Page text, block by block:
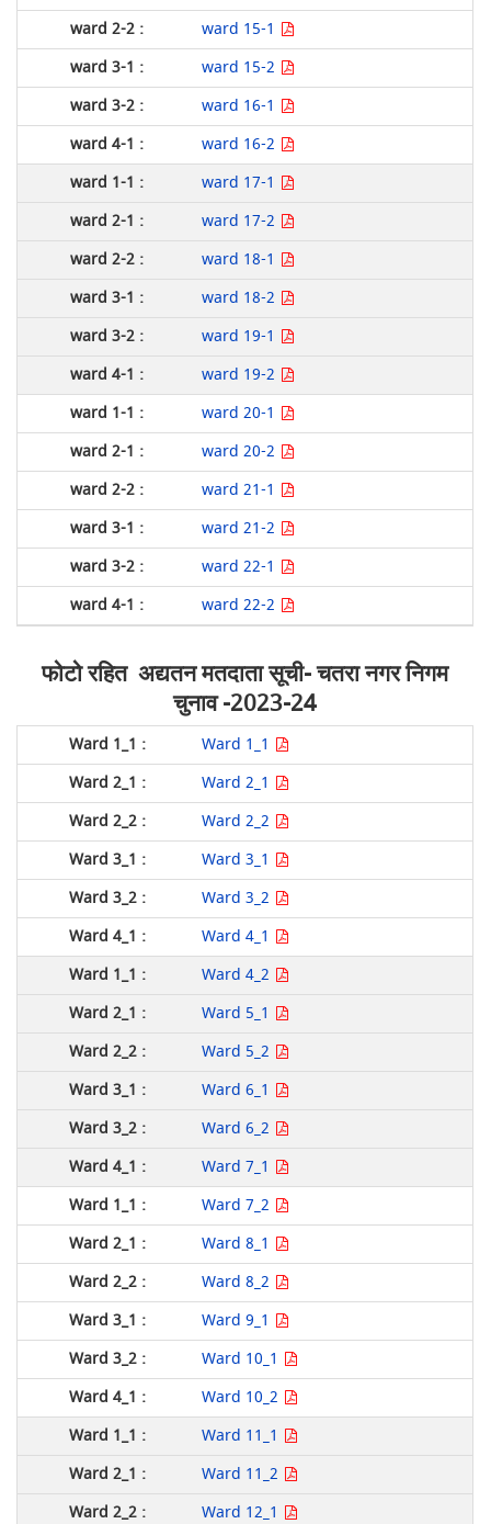
ward 15-1
ward 15-2
ward 16-1
ward 16-2
ward 17-1
ward 17-2
ward 18-1
ward 18-2
ward 19-1
ward 19-2
ward 20-1
ward 20-2
ward 21-1
ward 21-2
ward 22-1
ward 22-2
फोटो रहित अद्यतन मतदाता सूची- चतरा नगर निगम
चुनाव-2023-24
Ward 1_1
Ward 2_1
Ward 2_2
Ward 3_1
Ward 3_2
Ward 4_1
Ward 4_2
Ward 5_1
Ward 5_2
Ward 6_1
Ward 6_2
Ward 7_1
Ward 7_2
Ward 8_1
Ward 8_2
Ward 9_1
Ward 10_1
Ward 10_2
Ward 11_1
Ward 11_2
Ward 12_1